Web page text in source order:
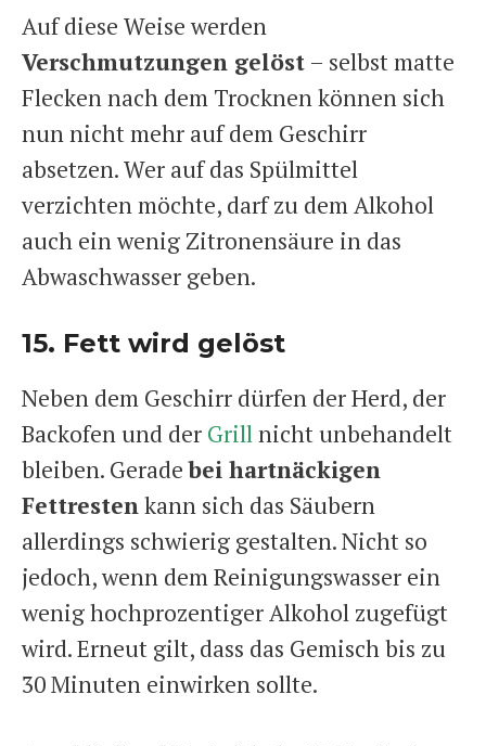
Auf diese Weise werden
Verschmutzungen gelöst – selbst matte
Flecken nach dem Trocknen können sich
nun nicht mehr auf dem Geschirr
absetzen. Wer auf das Spülmittel
verzichten möchte, darf zu dem Alkohol
auch ein wenig Zitronensäure in das
Abwaschwasser geben.
15. Fett wird gelöst
Neben dem Geschirr dürfen der Herd, der
Backofen und der Grillnicht unbehandelt
bleiben. Geradebei hartnäckigen
Fettrestenkann sich das Säubern
allerdings schwierig gestalten. Nicht so
jedoch, wenn dem Reinigungswasser ein
wenig hochprozentiger Alkohol zugefügt
wird. Erneut gilt, dass das Gemisch bis zu
30 Minuten einwirken sollte.